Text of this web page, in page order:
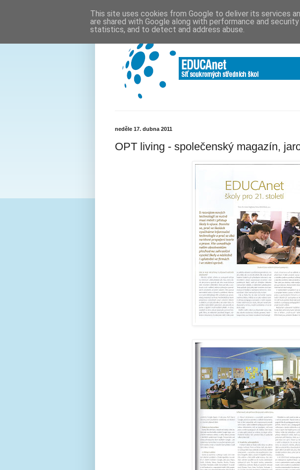
neděle 17. dubna 2011
OPT living - společenský magazín,
This site uses cookies from Google to deliver its services
are shared with Google along with performance and
statistics, and to detect and address abuse.